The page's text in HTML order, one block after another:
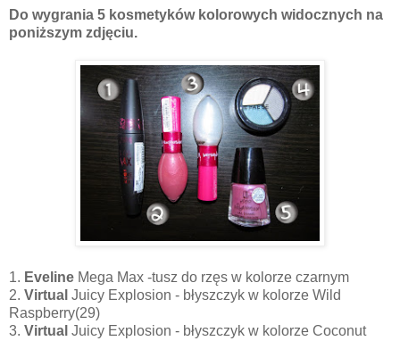
Do wygrania 5 kosmetyków kolorowych widocznych na
poniższym zdjęciu.
1. Eveline Mega Max -tusz do rzęs w kolorze czarnym
2. Virtual Juicy Explosion - błyszczyk w kolorze Wild
Raspberry(29)
3. Virtual Juicy Explosion - błyszczyk w kolorze Coconut